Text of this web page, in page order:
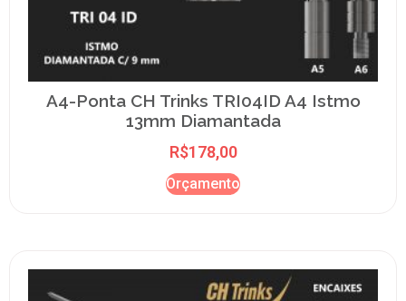
A4-Ponta CH Trinks TRI04ID A4 Istmo
13mm Diamantada
R$178,00
Orçamento